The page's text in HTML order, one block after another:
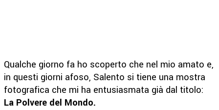
Qualche giorno fa ho scoperto che nel mio amato e,
in questi giorni afoso, Salento si tiene una mostra
fotografica che mi ha entusiasmata già dal titolo:
La Polvere del Mondo.